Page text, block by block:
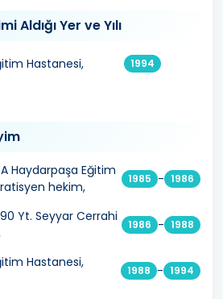
Aldığı Yer ve Yılı
Hastanesi, 1994
Haydarpaşa Eğitim
hekim,
1985 - 1986
Yt. Seyyar Cerrahi
1986 - 1988
Hastanesi,
1988 - 1994